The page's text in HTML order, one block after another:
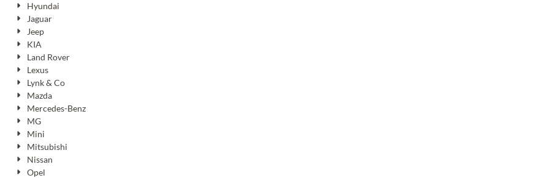
Hyundai
Jaguar
Jeep
KIA
Land Rover
Lexus
Lynk & Co
Mazda
Mercedes-Benz
MG
Mini
Mitsubishi
Nissan
Opel